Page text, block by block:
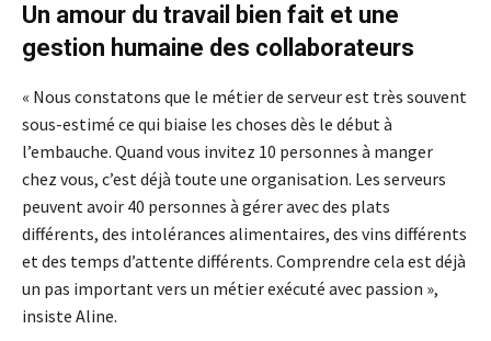
Un amour du travail bien fait et une
gestion humaine des collaborateurs
« Nous constatons que le métier de serveur est très souvent
sous-estimé ce qui biaise les choses dès le début à
l’embauche. Quand vous invitez 10 personnes à manger
chez vous, c’est déjà toute une organisation. Les serveurs
peuvent avoir 40 personnes à gérer avec des plats
différents, des intolérances alimentaires, des vins différents
et des temps d’attente différents. Comprendre cela est déjà
un pas important vers un métier exécuté avec passion »,
insiste Aline.